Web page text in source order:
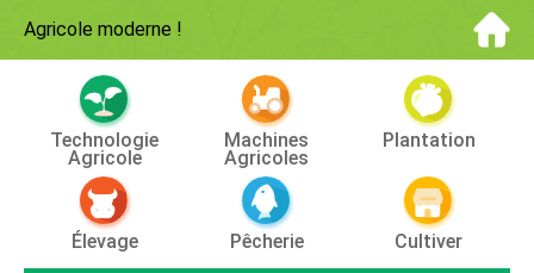
Agricole moderne !
Technologie
Agricole
Machines
Agricoles
Plantation
Élevage Pêcherie
Cultiver